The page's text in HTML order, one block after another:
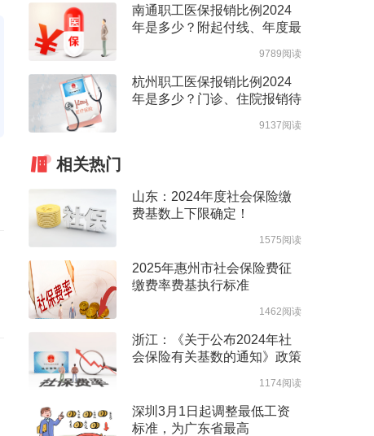
南通职工医保报销比例2024
年是多少？附起付线、年度最
9789阅读
杭州职工医保报销比例2024
年是多少？门诊、住院报销待
9137阅读
相关热门
山东：2024年度社会保险缴
费基数上下限确定！
1575阅读
2025年惠州市社会保险费征
缴费率费基执行标准
1462阅读
浙江：《关于公布2024年社
会保险有关基数的通知》政策
1174阅读
深圳3月1日起调整最低工资
标准，为广东省最高